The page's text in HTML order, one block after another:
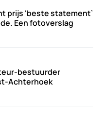
prijs ‘beste statement’
Een fotoverslag
bestuurder
Achterhoek